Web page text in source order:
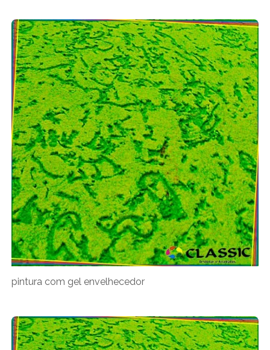
pintura com gel envelhecedor